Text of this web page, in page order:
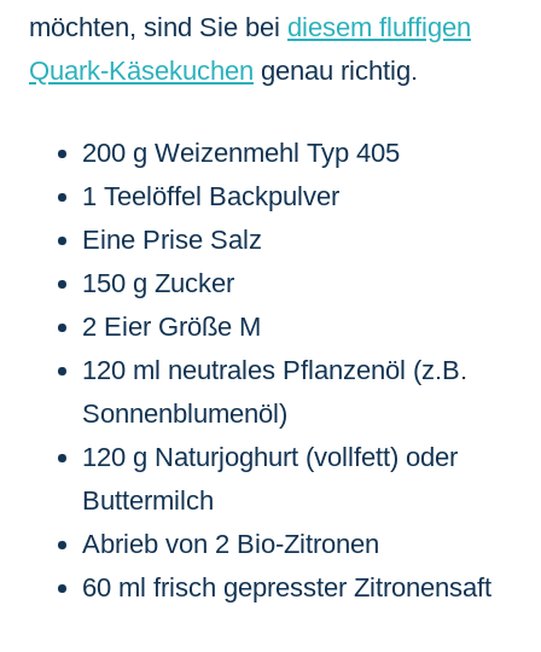
möchten, sind Sie bei diesem fluffigen
Quark-Käsekuchen genau richtig.
200 g Weizenmehl Typ 405
1 Teelöffel Backpulver
Eine Prise Salz
150 g Zucker
2 Eier Größe M
120 ml neutrales Pflanzenöl (z.B.
Sonnenblumenöl)
120 g Naturjoghurt (vollfett) oder
Buttermilch
Abrieb von 2 Bio-Zitronen
60 ml frisch gepresster Zitronensaft